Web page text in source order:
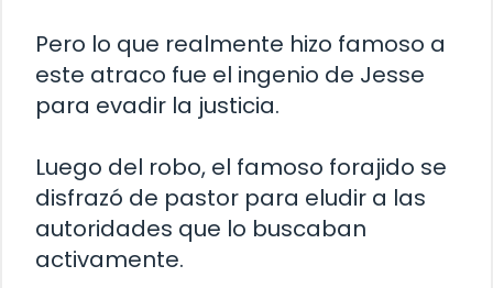
Pero lo que realmente hizo famoso a
este atraco fue el ingenio de Jesse
para evadir la justicia.
Luego del robo, el famoso forajido se
disfrazó de pastor para eludir a las
autoridades que lo buscaban
activamente.